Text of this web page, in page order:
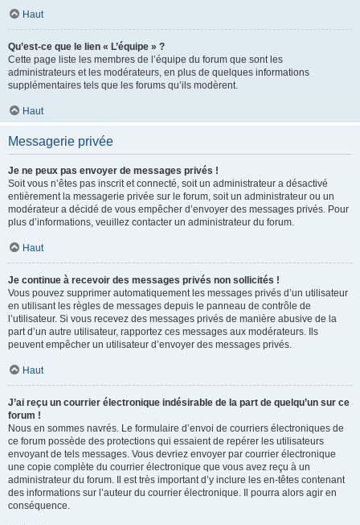
Haut
Qu’est-ce que le lien « L’équipe » ?
Cette page liste les membres de l’équipe du forum que sont les
administrateurs et les modérateurs, en plus de quelques informations
supplémentaires tels que les forums qu’ils modèrent.
Haut
Messagerie privée
Je ne peux pas envoyer de messages privés !
Soit vous n’êtes pas inscrit et connecté, soit un administrateur a désactivé
entièrement la messagerie privée sur le forum, soit un administrateur ou un
modérateur a décidé de vous empêcher d’envoyer des messages privés. Pour
plus d’informations, veuillez contacter un administrateur du forum.
Haut
Je continue à recevoir des messages privés non sollicités !
Vous pouvez supprimer automatiquement les messages privés d’un utilisateur
en utilisant les règles de messages depuis le panneau de contrôle de
l’utilisateur. Si vous recevez des messages privés de manière abusive de la
part d’un autre utilisateur, rapportez ces messages aux modérateurs. Ils
peuvent empêcher un utilisateur d’envoyer des messages privés.
Haut
J’ai reçu un courrier électronique indésirable de la part de quelqu’un sur ce
forum !
Nous en sommes navrés. Le formulaire d’envoi de courriers électroniques de
ce forum possède des protections qui essaient de repérer les utilisateurs
envoyant de tels messages. Vous devriez envoyer par courrier électronique
une copie complète du courrier électronique que vous avez reçu à un
administrateur du forum. Il est très important d’y inclure les en-têtes contenant
des informations sur l’auteur du courrier électronique. Il pourra alors agir en
conséquence.